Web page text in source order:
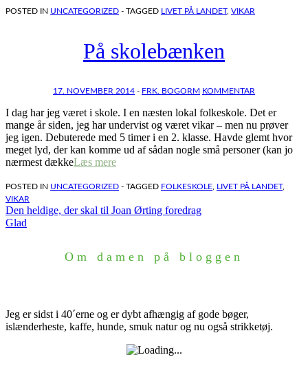
POSTED IN UNCATEGORIZED - TAGGED LIVET PÅ LANDET, VIKAR
På skolebænken
17. NOVEMBER 2014 - FRK. BOGORM KOMMENTAR
I dag har jeg været i skole. I en næsten lokal folkeskole. Det er
mange år siden, jeg har undervist og været vikar – men nu prøver
jeg igen. Debuterede med 5 timer i en 2. klasse. Havde glemt hvor
meget lyd, der kan komme ud af sådan nogle små personer (kan jo
nærmest dækkeLæs mere
POSTED IN UNCATEGORIZED - TAGGED FOLKESKOLE LIVET PÅ LANDET,
VIKAR
Indlægsnavigation
Den heldige, der skal til Joan Ørting foredrag
Glad
Om damen på bloggen
Jeg er sidst i 40´erne og er dybt afhængig af gode bøger,
islænderheste, kaffe, hunde, smuk natur og nu også strikketøj.